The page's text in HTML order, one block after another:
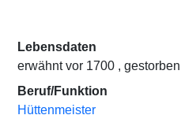
Lebensdaten
erwähnt vor 1700 ,
Beruf/Funktion
Hüttenmeister